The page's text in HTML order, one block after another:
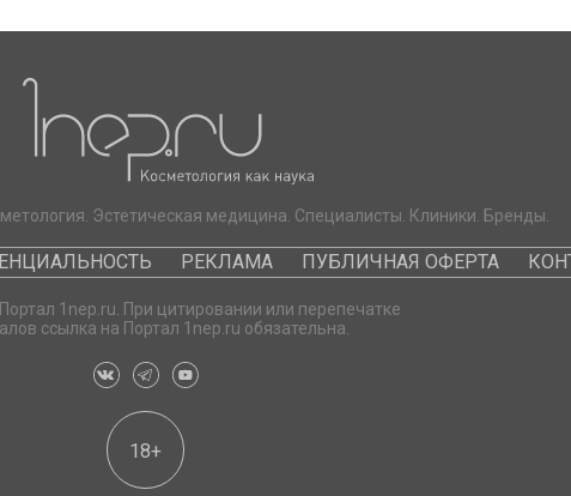
Эстетическая медицина. Специалисты. Клиники. Бренды.
РЕКЛАМА ПУБЛИЧНАЯ ОФЕРТА
1nep.ru. При цитировании или перепечатке
ссылка на Портал 1nep.ru обязательна.
18+